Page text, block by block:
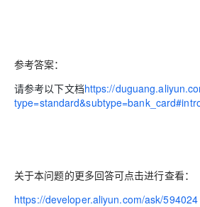
参考答案：
请参考以下文档https://
关于本问题的更多回答可点击进行查看：
https://developer.aliyun.com/ask/594024